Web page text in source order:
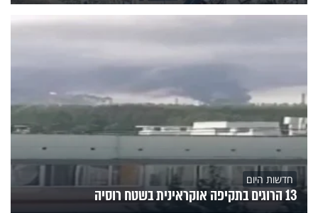
חדשות היום
13 הרוגים בתקיפה אוקראינית בשטח רוסיה